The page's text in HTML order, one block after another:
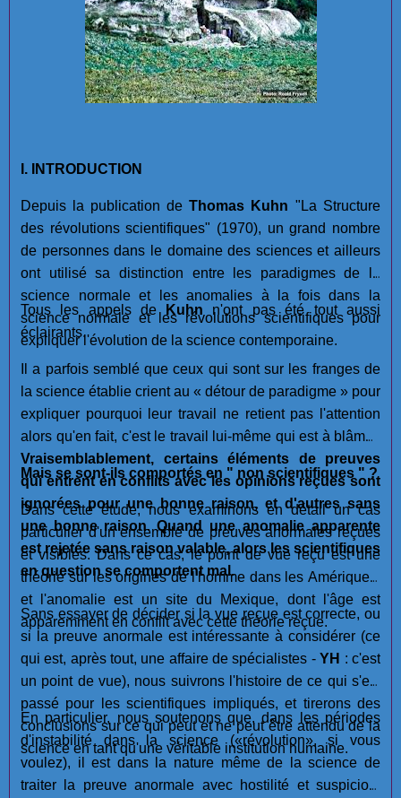
I. INTRODUCTION
Depuis la publication de Thomas Kuhn "La Structure
des révolutions scientifiques" (1970), un grand nombre
de personnes dans le domaine des sciences et ailleurs
ont utilisé sa distinction entre les paradigmes de la
science normale et les anomalies à la fois dans la
science normale et les révolutions scientifiques pour
expliquer l'évolution de la science contemporaine.
Tous les appels de Kuhn n'ont pas été tout aussi
éclairants.
Il a parfois semblé que ceux qui sont sur les franges de
la science établie crient au « détour de paradigme » pour
expliquer pourquoi leur travail ne retient pas l'attention
alors qu'en fait, c'est le travail lui-même qui est à blâmer.
Vraisemblablement, certains éléments de preuves
qui entrent en conflits avec les opinions reçues sont
ignorées pour une bonne raison, et d'autres sans
une bonne raison.Quand une anomalie apparente
est rejetée sans raison valable, alors les scientifiques
en question se comportent mal.
Mais se sont-ils comportés en " non scientifiques " ?
Dans cette étude, nous examinons en détail un cas
particulier d'un ensemble de preuves anormales reçues
et visibles. Dans ce cas, le point de vue reçu est une
théorie sur les origines de l'homme dans les Amériques,
et l'anomalie est un site du Mexique, dont l'âge est
apparemment en conflit avec cette théorie reçue.
Sans essayer de décider si la vue reçue est correcte, ou
si la preuve anormale est intéressante à considérer (ce
qui est, après tout, une affaire de spécialistes - YH : c'est
un point de vue), nous suivrons l'histoire de ce qui s'est
passé pour les scientifiques impliqués, et tirerons des
conclusions sur ce qui peut et ne peut être attendu de la
science en tant qu'une véritable institution humaine.
En particulier, nous soutenons que, dans les périodes
d'instabilité dans la science («révolution», si vous
voulez), il est dans la nature même de la science de
traiter la preuve anormale avec hostilité et suspicion,